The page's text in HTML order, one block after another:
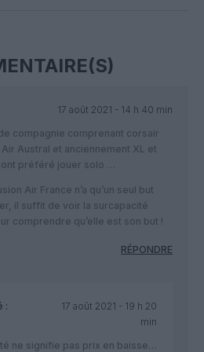
17 août 2021 - 14 h 40 min
compagnie comprenant corsair
Austral et anciennement XL et
préféré jouer solo …
Air France n’a qu’un seul but
il suffit de voir la surcapacité
comprendre qu’elle est son but !
RÉPONDRE
:
17 août 2021 - 19 h 20
min
ne signifie pas prix en baisse…